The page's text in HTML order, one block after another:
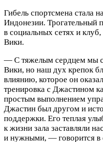
Гибель спортсмена стала
Индонезии. Трогательный
в социальных сетях и
Вики.
— С тяжелым сердцем мы
Вики, но наш дух крепок
влиянию, которое он
тренировка с Джастином
простым выполнением
Джастин был другом и
поддержки. Его теплая
к жизни зала заставляли
и нужными, — говорится в